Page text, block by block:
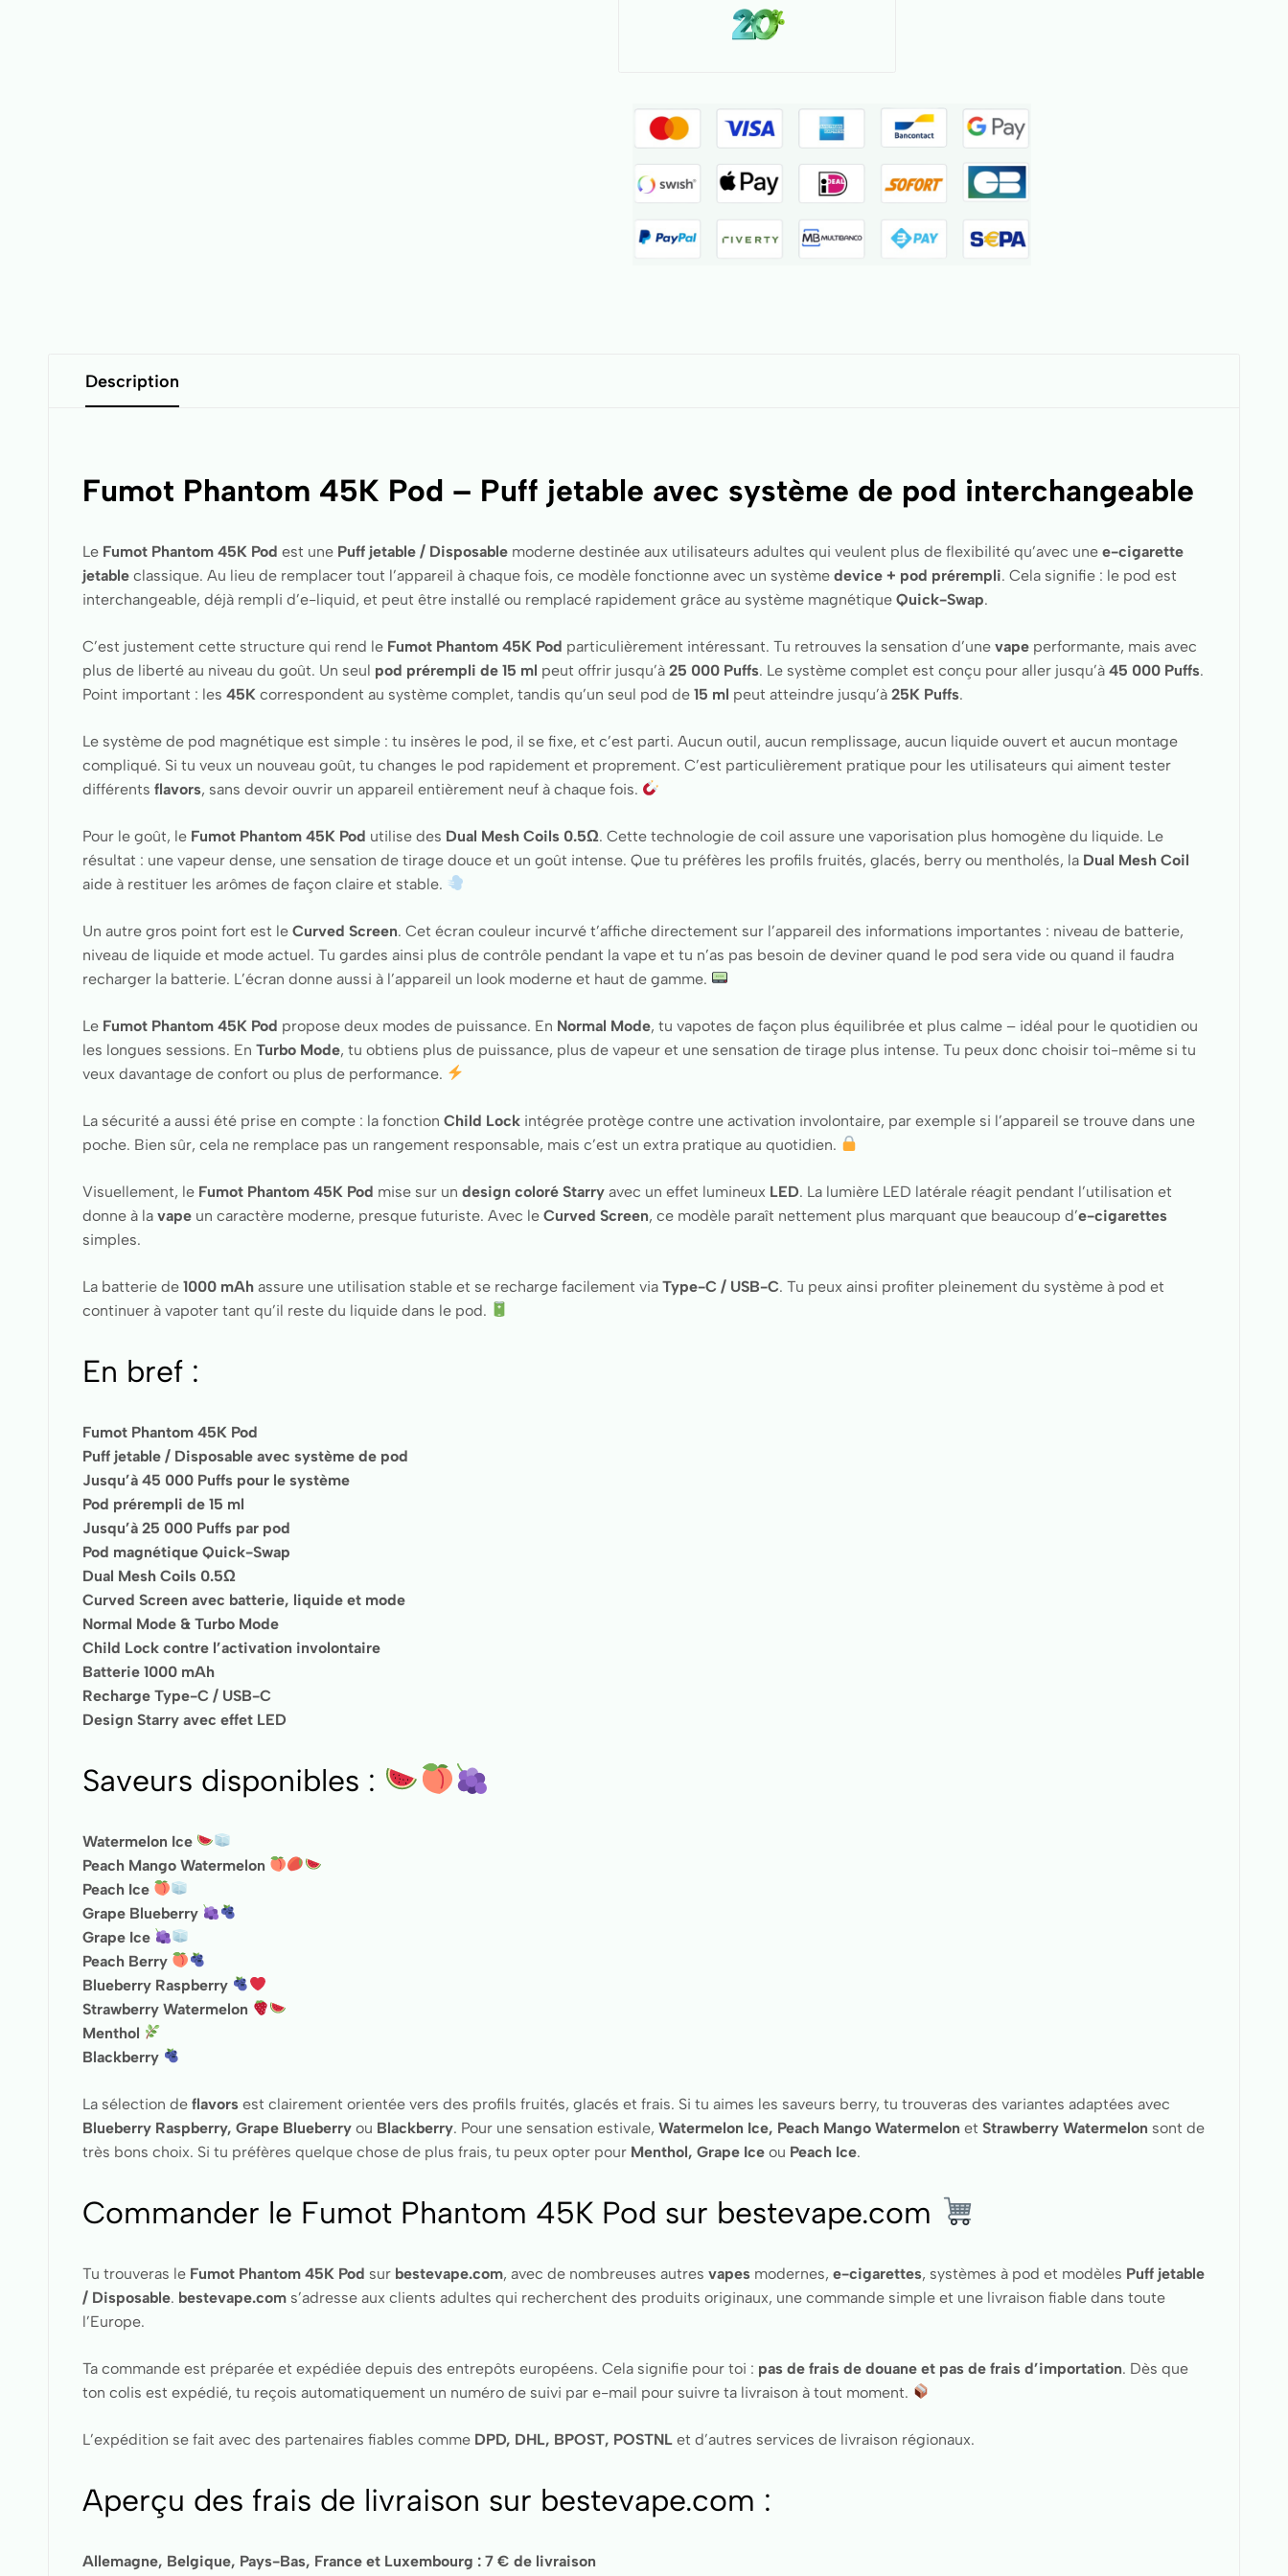
Description
Fumot Phantom 45K Pod – Puff jetable avec système de pod interchangeable
Le Fumot Phantom 45K Pod est une Puff jetable / Disposable moderne destinée aux utilisateurs adultes qui veulent plus de flexibilité qu’avec une e-cigarette
jetable classique. Au lieu de remplacer tout l’appareil à chaque fois, ce modèle fonctionne avec un système device + pod prérempli. Cela signifie : le pod est
interchangeable, déjà rempli d’e-liquid, et peut être installé ou remplacé rapidement grâce au système magnétique Quick-Swap.
C’est justement cette structure qui rend le Fumot Phantom 45K Pod particulièrement intéressant. Tu retrouves la sensation d’une vape performante, mais avec
plus de liberté au niveau du goût. Un seul pod prérempli de 15 ml peut offrir jusqu’à 25 000 Puffs. Le système complet est conçu pour aller jusqu’à 45 000 Puffs.
Point important : les 45K correspondent au système complet, tandis qu’un seul pod de 15 ml peut atteindre jusqu’à 25K Puffs.
Le système de pod magnétique est simple : tu insères le pod, il se fixe, et c’est parti. Aucun outil, aucun remplissage, aucun liquide ouvert et aucun montage
compliqué. Si tu veux un nouveau goût, tu changes le pod rapidement et proprement. C’est particulièrement pratique pour les utilisateurs qui aiment tester
différents flavors, sans devoir ouvrir un appareil entièrement neuf à chaque fois.
Pour le goût, le Fumot Phantom 45K Pod utilise des Dual Mesh Coils 0.5Ω. Cette technologie de coil assure une vaporisation plus homogène du liquide. Le
résultat : une vapeur dense, une sensation de tirage douce et un goût intense. Que tu préfères les profils fruités, glacés, berry ou mentholés, la Dual Mesh Coil
aide à restituer les arômes de façon claire et stable.
Un autre gros point fort est le Curved Screen. Cet écran couleur incurvé t’affiche directement sur l’appareil des informations importantes : niveau de batterie,
niveau de liquide et mode actuel. Tu gardes ainsi plus de contrôle pendant la vape et tu n’as pas besoin de deviner quand le pod sera vide ou quand il faudra
recharger la batterie. L’écran donne aussi à l’appareil un look moderne et haut de gamme.
Le Fumot Phantom 45K Pod propose deux modes de puissance. En Normal Mode, tu vapotes de façon plus équilibrée et plus calme – idéal pour le quotidien ou
les longues sessions. En Turbo Mode, tu obtiens plus de puissance, plus de vapeur et une sensation de tirage plus intense. Tu peux donc choisir toi-même si tu
veux davantage de confort ou plus de performance.
La sécurité a aussi été prise en compte : la fonction Child Lock intégrée protège contre une activation involontaire, par exemple si l’appareil se trouve dans une
poche. Bien sûr, cela ne remplace pas un rangement responsable, mais c’est un extra pratique au quotidien.
Visuellement, le Fumot Phantom 45K Pod mise sur un design coloré Starry avec un effet lumineux LED. La lumière LED latérale réagit pendant l’utilisation et
donne à la vape un caractère moderne, presque futuriste. Avec le Curved Screen, ce modèle paraît nettement plus marquant que beaucoup d’e-cigarettes
simples.
La batterie de 1000 mAh assure une utilisation stable et se recharge facilement via Type-C / USB-C. Tu peux ainsi profiter pleinement du système à pod et
continuer à vapoter tant qu’il reste du liquide dans le pod.
En bref :
Fumot Phantom 45K Pod
Puff jetable / Disposable avec système de pod
Jusqu’à 45 000 Puffs pour le système
Pod prérempli de 15 ml
Jusqu’à 25 000 Puffs par pod
Pod magnétique Quick-Swap
Dual Mesh Coils 0.5Ω
Curved Screen avec batterie, liquide et mode
Normal Mode & Turbo Mode
Child Lock contre l’activation involontaire
Batterie 1000 mAh
Recharge Type-C / USB-C
Design Starry avec effet LED
Saveurs disponibles :
Watermelon Ice
Peach Mango Watermelon
Peach Ice
Grape Blueberry
Grape Ice
Peach Berry
Blueberry Raspberry
Strawberry Watermelon
Menthol
Blackberry
La sélection de flavors est clairement orientée vers des profils fruités, glacés et frais. Si tu aimes les saveurs berry, tu trouveras des variantes adaptées avec
Blueberry Raspberry, Grape Blueberry ou Blackberry. Pour une sensation estivale, Watermelon Ice, Peach Mango Watermelon et Strawberry Watermelon sont de
très bons choix. Si tu préfères quelque chose de plus frais, tu peux opter pour Menthol, Grape Ice ou Peach Ice.
Commander le Fumot Phantom 45K Pod sur bestevape.com
Tu trouveras le Fumot Phantom 45K Pod sur bestevape.com, avec de nombreuses autres vapes modernes, e-cigarettes, systèmes à pod et modèles Puff jetable
/ Disposable. bestevape.com s’adresse aux clients adultes qui recherchent des produits originaux, une commande simple et une livraison fiable dans toute
l’Europe.
Ta commande est préparée et expédiée depuis des entrepôts européens. Cela signifie pour toi : pas de frais de douane et pas de frais d’importation. Dès que
ton colis est expédié, tu reçois automatiquement un numéro de suivi par e-mail pour suivre ta livraison à tout moment.
L’expédition se fait avec des partenaires fiables comme DPD, DHL, BPOST, POSTNL et d’autres services de livraison régionaux.
Aperçu des frais de livraison sur bestevape.com :
Allemagne, Belgique, Pays-Bas, France et Luxembourg : 7 € de livraison